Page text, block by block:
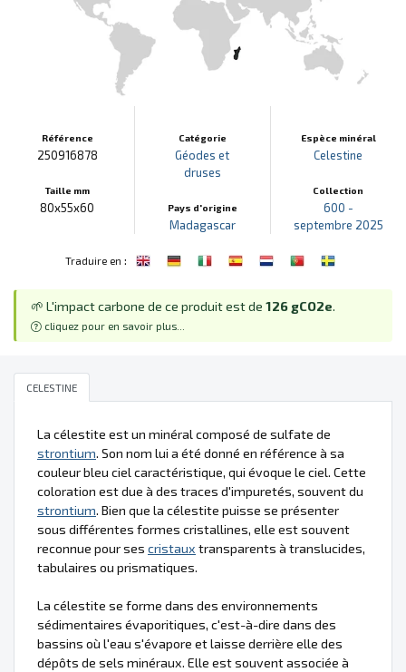
Référence
250916878
Taille mm
80x55x60
Catégorie
Géodes et
druses
Pays d'origine
Madagascar
Espèce minéral
Celestine
Collection
600 -
septembre 2025
Traduire en :
🌱 L'impact carbone de ce produit est de 126 gCO2e.
cliquez pour en savoir plus...
CELESTINE
La célestite est un minéral composé de sulfate de
strontium. Son nom lui a été donné en référence à sa
couleur bleu ciel caractéristique, qui évoque le ciel. Cette
coloration est due à des traces d'impuretés, souvent du
strontium. Bien que la célestite puisse se présenter
sous différentes formes cristallines, elle est souvent
reconnue pour ses cristaux transparents à translucides,
tabulaires ou prismatiques.
La célestite se forme dans des environnements
sédimentaires évaporitiques, c'est-à-dire dans des
bassins où l'eau s'évapore et laisse derrière elle des
dépôts de sels minéraux. Elle est souvent associée à